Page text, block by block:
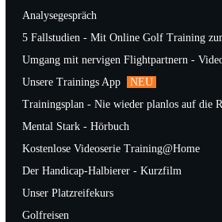
Analysegespräch
5 Fallstudien - Mit Online Golf Training
Umgang mit nervigen Flightpartnern -
Unsere Trainings App
NEU
Trainingsplan - Nie wieder planlos auf die
Mental Stark - Hörbuch
Kostenlose Videoserie Training@Home
Der Handicap-Halbierer - Kurzfilm
Unser Platzreifekurs
Golfreisen